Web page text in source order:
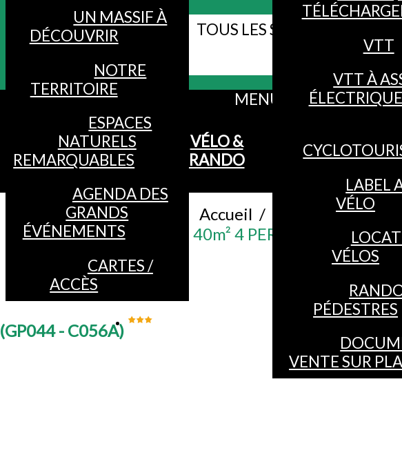
Webcams
TOUS LES SITES WEB DES
MENU
UN MASSIF À
DÉCOUVRIR
NOTRE
TERRITOIRE
ESPACES
NATURELS
REMARQUABLES
AGENDA DES
GRANDS
ÉVÉNEMENTS
CARTES /
ACCÈS
VÉLO &
RANDO
VTT
VTT À
ÉLECTRIQUE
LABEL
VÉLO
VÉLOS
PÉDESTRES
VENTE SUR
Accueil /
CHALET 40m² 4 PERSONNES
(GP044 - C056A)